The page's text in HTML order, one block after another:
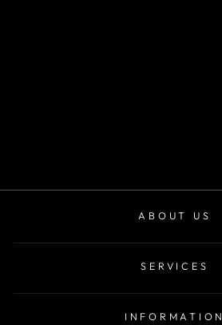
ABOUT US
SERVICES
INFORMATION